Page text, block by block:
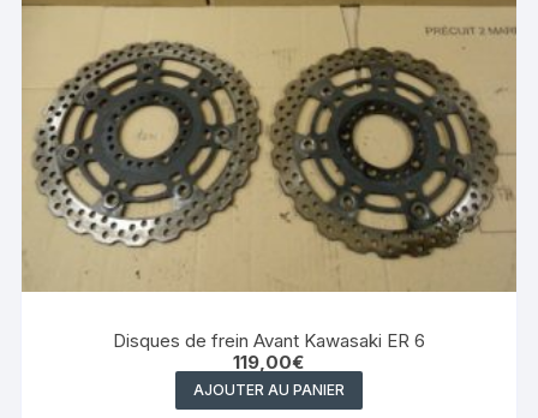
Disques de frein Avant Kawasaki ER 6
119,00€
AJOUTER AU PANIER